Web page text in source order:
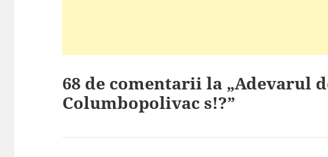
68 de comentarii la „Adevarul
Columbopolivac s!?”